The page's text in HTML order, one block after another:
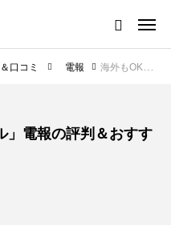
口コミ 電報 海外もOK！「エクスメール」電報の評判＆おすすめ祝電を紹介
」電報の評判＆おすす